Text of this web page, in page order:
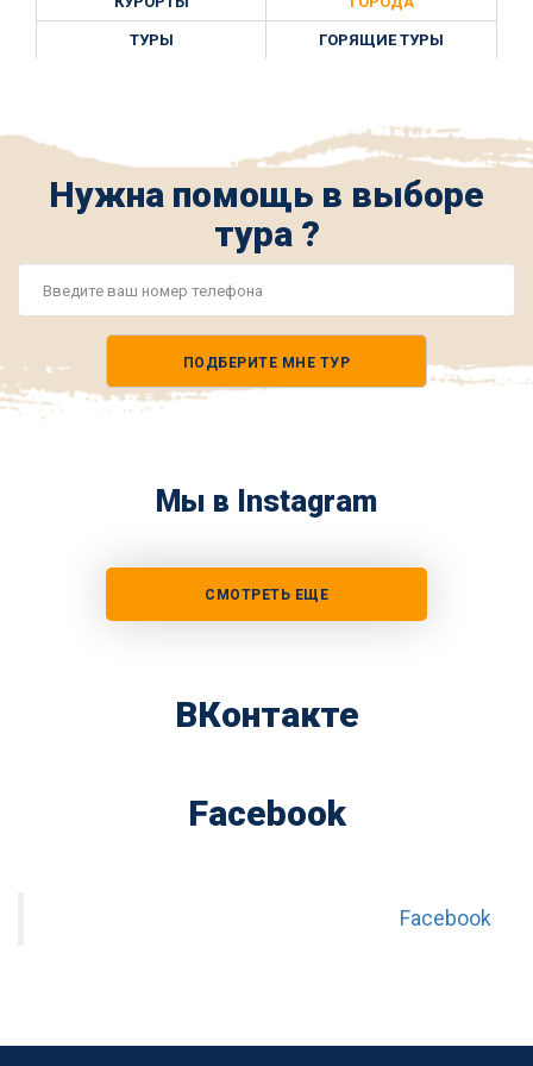
ТУРЫ ГОРЯЩИЕ ТУРЫ
Нужна помощь в выборе
тура ?
ПОДБЕРИТЕ МНЕ ТУР
Мы в Instagram
СМОТРЕТЬ ЕЩЕ
ВКонтакте
Facebook
Facebook